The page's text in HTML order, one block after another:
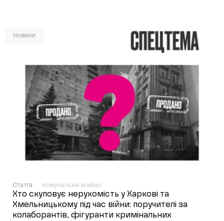
Новини
Стаття комунальне майно
Хто скуповує нерухомість у Харкові та
Хмельницькому під час війни: поручителі за
колаборантів, фігуранти кримінальних